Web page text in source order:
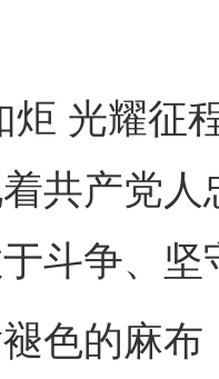
光耀征程
共产党
斗争、
的麻布